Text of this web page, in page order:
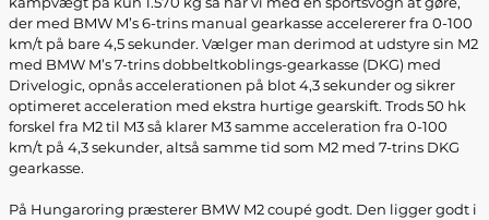
der med BMW M’s 6-trins manual gearkasse accelererer fra 0-100
km/t på bare 4,5 sekunder. Vælger man derimod at udstyre sin M2
med BMW M’s 7-trins dobbeltkoblings-gearkasse (DKG) med
Drivelogic, opnås accelerationen på blot 4,3 sekunder og sikrer
optimeret acceleration med ekstra hurtige gearskift. Trods 50 hk
forskel fra M2 til M3 så klarer M3 samme acceleration fra 0-100
km/t på 4,3 sekunder, altså samme tid som M2 med 7-trins DKG
gearkasse.
På Hungaroring præsterer BMW M2 coupé godt. Den ligger godt i